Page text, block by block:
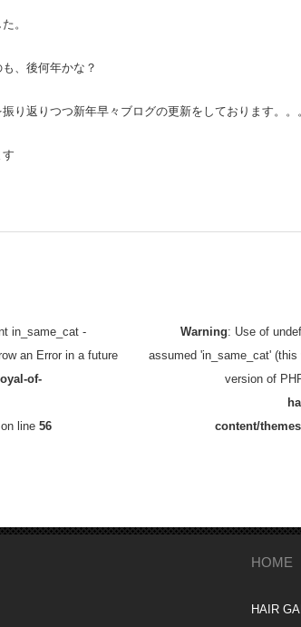
。
、後何年かな？
り返りつつ新年早々ブログの更新をしております。。
in_same_cat -
an Error in a future
of-
on line 56
Warning: Use of
assumed 'in_same_cat'
version of
content/
HOME
HAIR